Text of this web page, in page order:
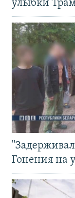
улыбки
Гонения на